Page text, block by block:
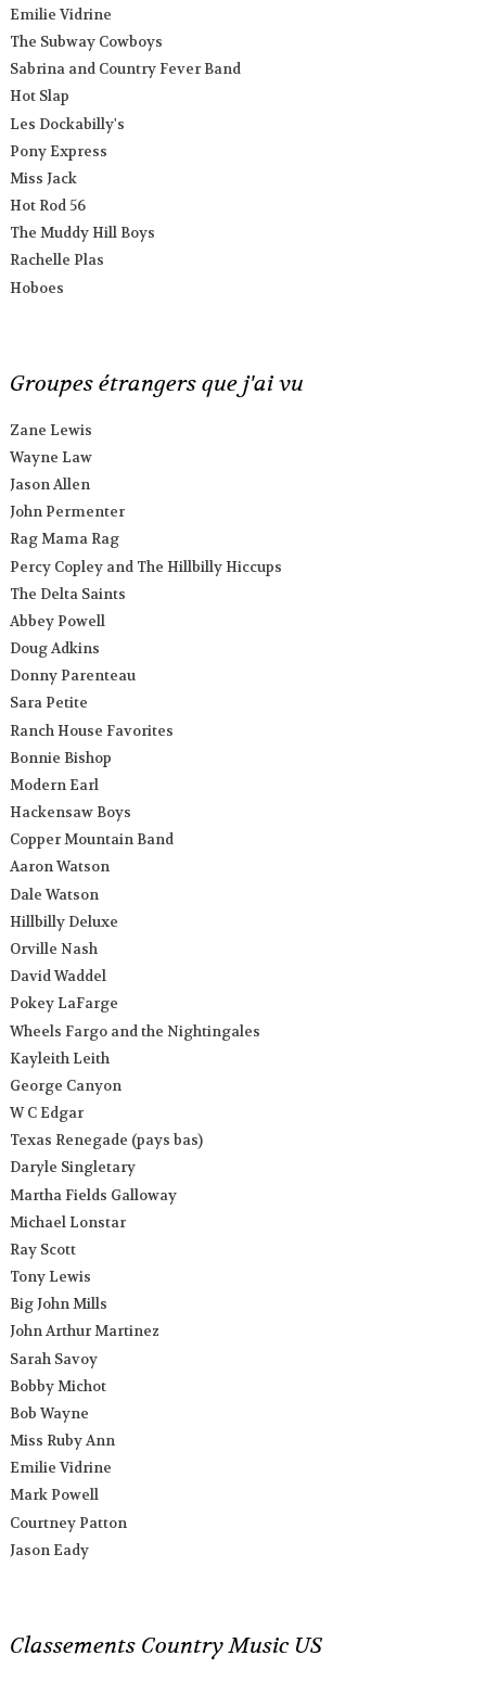
Emilie Vidrine
The Subway Cowboys
Sabrina and Country Fever Band
Hot Slap
Les Dockabilly's
Pony Express
Miss Jack
Hot Rod 56
The Muddy Hill Boys
Rachelle Plas
Hoboes
Groupes étrangers que j'ai vu
Zane Lewis
Wayne Law
Jason Allen
John Permenter
Rag Mama Rag
Percy Copley and The Hillbilly Hiccups
The Delta Saints
Abbey Powell
Doug Adkins
Donny Parenteau
Sara Petite
Ranch House Favorites
Bonnie Bishop
Modern Earl
Hackensaw Boys
Copper Mountain Band
Aaron Watson
Dale Watson
Hillbilly Deluxe
Orville Nash
David Waddel
Pokey LaFarge
Wheels Fargo and the Nightingales
Kayleith Leith
George Canyon
W C Edgar
Texas Renegade (pays bas)
Daryle Singletary
Martha Fields Galloway
Michael Lonstar
Ray Scott
Tony Lewis
Big John Mills
John Arthur Martinez
Sarah Savoy
Bobby Michot
Bob Wayne
Miss Ruby Ann
Emilie Vidrine
Mark Powell
Courtney Patton
Jason Eady
Classements Country Music US